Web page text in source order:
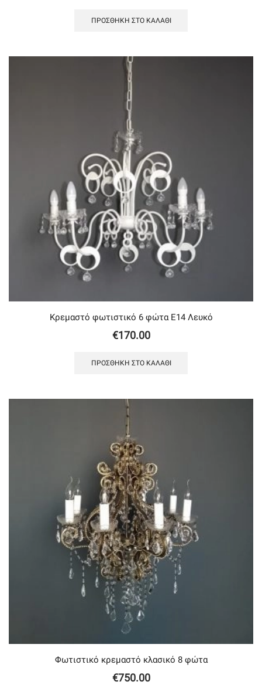
ΠΡΟΣΘΉΚΗ ΣΤΟ ΚΑΛΆΘΙ
Κρεμαστό φωτιστικό 6 φώτα Ε14 Λευκό
€170.00
ΠΡΟΣΘΉΚΗ ΣΤΟ ΚΑΛΆΘΙ
Φωτιστικό κρεμαστό κλασικό 8 φώτα
€750.00